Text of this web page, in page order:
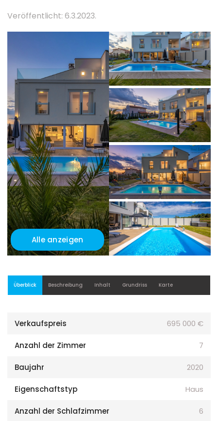
Veröffentlicht: 6.3.2023.
Alle anzeigen
Überblick Beschreibung Inhalt Grundriss Karte
Verkaufspreis 695 000 €
Anzahl der Zimmer 7
Baujahr 2020
Eigenschaftstyp Haus
Anzahl der Schlafzimmer 6